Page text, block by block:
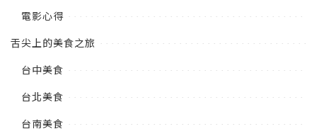
電影心得
舌尖上的美食之旅
台中美食
台北美食
台南美食